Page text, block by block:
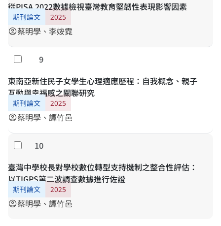
從PISA 2022數據檢視臺灣教育堅韌性表現影響因素
期刊論文 2025
account_circle蔡明學、李姲霓
勾選
9
東南亞新住民子女學生心理適應歷程：自我概念、親子
互動與幸福感之關聯研究
期刊論文 2025
account_circle蔡明學、譚竹邑
勾選
10
臺灣中學校長對學校數位轉型支持機制之整合性評估：
以TIGPS第二波調查數據進行佐證
期刊論文 2025
account_circle蔡明學、譚竹邑